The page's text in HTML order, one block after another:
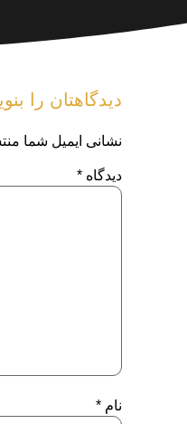
دیدگاهتان را
نشانی ایمیل شما
دیدگاه *
نام *